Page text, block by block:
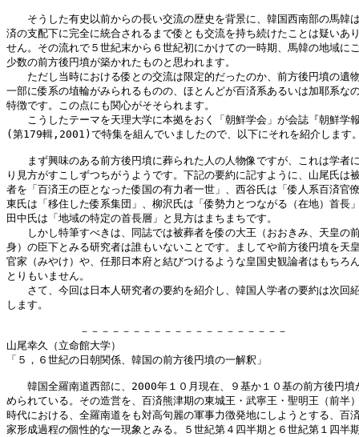
そうした有史以前からの長い交流の歴史を背景に、韓国西南部の馬韓
済の支配下に完全に統合されるまで倭とも交流を持ち続けたことは疑いあ
せん。その流れで５世紀末から６世紀初にかけての一時期、馬韓の地域に
少数の前方後円墳が築かれたものと思われます。
ただし当時における倭との交流は限定的だったのか、前方後円墳の遺
一部に倭系の埴輪がみられるものの、ほとんどが百済系あるいは加耶系な
特徴です。この点にも関心がそそられます。
こうしたテーマを天理大学に本拠をおく「朝鮮学会」が会誌『朝鮮学
(第179輯,2001)で特集を組んでいましたので、以下にそれを紹介します
まず興味のある前方後円墳に葬られた人の人物像ですが、これは学者
り見方がすこしずつちがうようです。下記の要約に記すように、山尾氏は
者を「百済王の臣となった倭国の有力者一世」、西谷氏は「倭人系百済官
東氏は「移住した倭系集団」、柳沢氏は「倭勢力とつながる（在地）首長
田中氏は「地域の特定の首長層」と見方はまちまちです。
しかし特筆すべきは、同誌では被葬者を倭の大王（おおきみ、天皇の
身）の臣下とみる研究者は誰もいないことです。ましてや前方後円墳を天
官家（みやけ）や、任那日本府と結びつけるような皇国史観論者はもちろ
とりもいません。
さて、今回は日本人研究者の要約を紹介し、韓国人学者の要約は次回
します。
－－－－－－－－－－－－－－－－－－－－
山尾幸久（立命館大学）
「５，６世紀の日朝関係、韓国の前方後円墳の一解釈」
韓国全羅南道西部に、2000年１０月現在、９基か１０基の前方後円墳
められている。その造営を、百済熊津期の東城王・武寧王・聖明王（前半
時代における、全羅南道をも対高句麗の軍事力徴発地にしようとする、百
家形成過程の個性的な一現象とみる。５世紀第４四半期と６世紀第１四半